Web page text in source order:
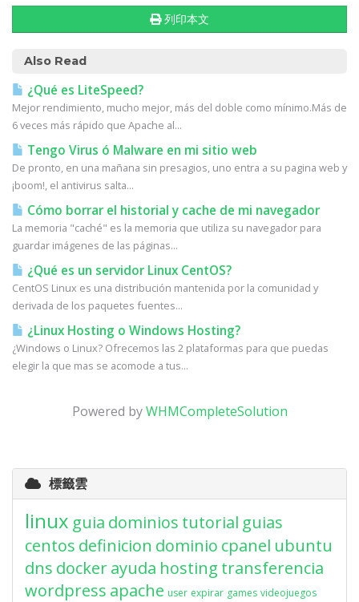
列印本文
Also Read
¿Qué es LiteSpeed?
Mejor rendimiento, mucho mejor, más del doble como mínimo.Más de
6 veces más rápido que Apache al...
Tengo Virus ó Malware en mi sitio web
De pronto, en una mañana sin presagios, uno entra a su pagina web y
¡boom!, el antivirus salta...
Cómo borrar el historial y cache de mi navegador
La memoria "caché" es la memoria que utiliza su navegador para
guardar imágenes de las páginas...
¿Qué es un servidor Linux CentOS?
CentOS Linux es una distribución mantenida por la comunidad y
derivada de los paquetes fuentes...
¿Linux Hosting o Windows Hosting?
¿Windows o Linux? Ofrecemos las 2 plataformas para que puedas
elegir la que mas se acomode a tus...
Powered byWHMCompleteSolution
標籤雲
linux guia dominios tutorial guias
centos definicion dominio cpanel ubuntu
dns dockerayuda hosting transferencia
wordpress apache user expirar games videojuegos